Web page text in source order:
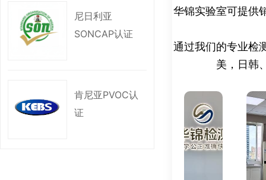
尼日利亚
SONCAP认证
肯尼亚PVOC认
证
落、振动。
2. 性能测试：
- 容量、循环寿命
3. 环境可靠性测试：
- 高低温循环、湿热
运输）。
4. 化学测试：
- 有害物质检测（如
华锦实验室可提供
通过我们的专业检
美，日韩